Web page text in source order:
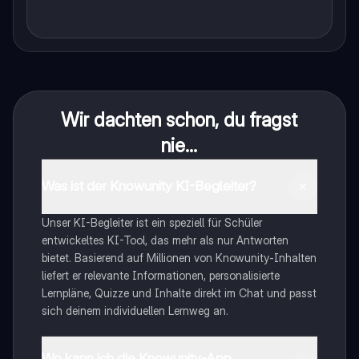
Wir dachten schon, du fragst
nie...
Unser KI-Begleiter ist ein speziell für Schüler
entwickeltes KI-Tool, das mehr als nur Antworten
bietet. Basierend auf Millionen von Knowunity-Inhalten
liefert er relevante Informationen, personalisierte
Lernpläne, Quizze und Inhalte direkt im Chat und passt
sich deinem individuellen Lernweg an.